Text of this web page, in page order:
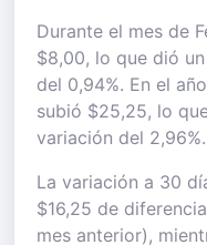
Durante el mes de
$8,00, lo que dió
del 0,94%. En el
subió $25,25, lo
variación del 2,96%.
La variación a 30
$16,25 de
mes anterior),